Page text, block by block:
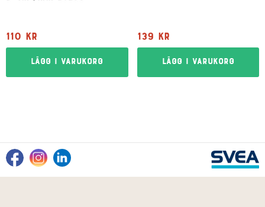
110 kr
Lägg i varukorg
139 kr
Lägg i varukorg